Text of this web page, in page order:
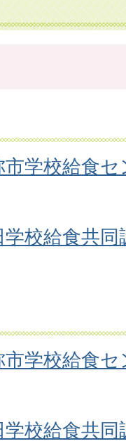
学校給食
校給食共
学校給食
校給食共